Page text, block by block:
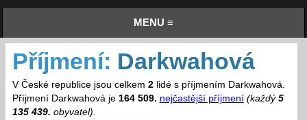
MENU ≡
Příjmení: Darkwahová
V České republice jsou celkem 2lidé s příjmením Darkwahová.
Příjmení Darkwahová je 164 509. nejčastější příjmení (každý 5
135 439. obyvatel).